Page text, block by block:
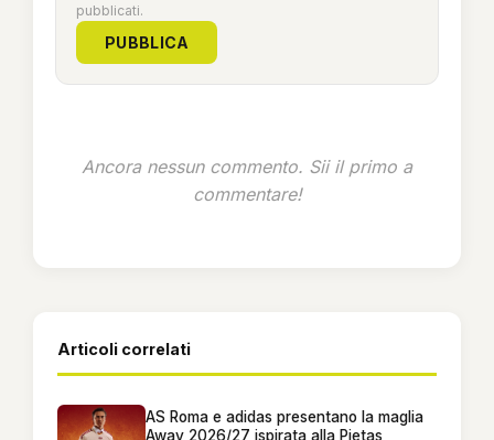
pubblicati.
PUBBLICA
Ancora nessun commento. Sii il primo a
commentare!
Articoli correlati
AS Roma e adidas presentano la maglia
Away 2026/27 ispirata alla Pietas